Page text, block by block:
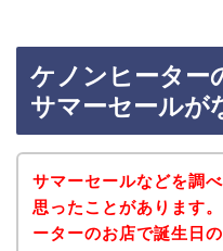
ケノンヒーター
サマーセールが
サマーセールなどを調
思ったことがあります
ーターのお店で誕生日